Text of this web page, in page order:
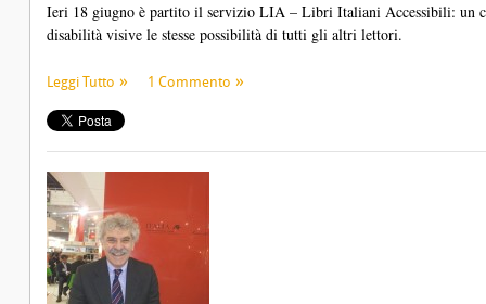
Ieri 18 giugno è partito il servizio LIA – Libri Italiani Accessibili: un
disabilità visive le stesse possibilità di tutti gli altri lettori.
Leggi Tutto 1 Commento